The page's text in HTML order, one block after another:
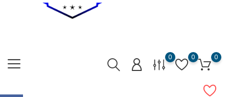
0 0 0